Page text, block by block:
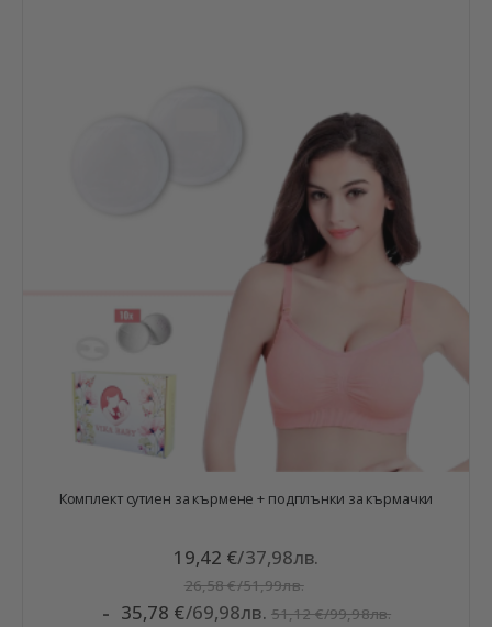
Комплект сутиен за кърмене + подплънки за кърмачки
19,42 €/37,98лв.
26,58 €/51,99лв.
35,78 €/69,98лв. 51,12 €/99,98лв.